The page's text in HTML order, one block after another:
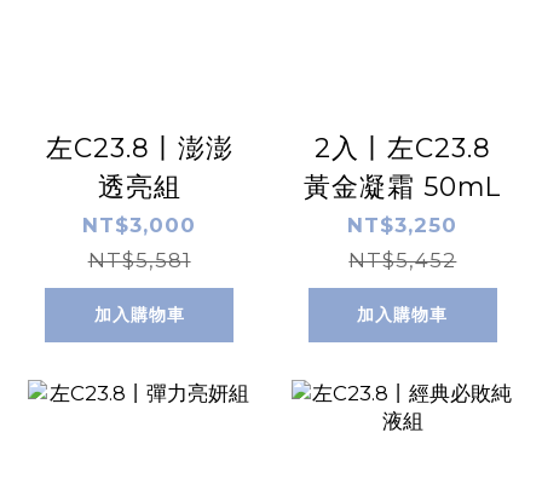
左C23.8丨澎澎
透亮組
NT$3,000
NT$5,581
加入購物車
2入丨左C23.8
黃金凝霜 50mL
NT$3,250
NT$5,452
加入購物車